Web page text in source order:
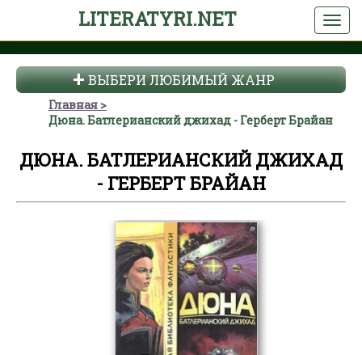
LITERATYRI.NET
ВЫБЕРИ ЛЮБИМЫЙ ЖАНР
Главная
Дюна. Батлерианский джихад - Герберт Брайан
ДЮНА. БАТЛЕРИАНСКИЙ ДЖИХАД
- ГЕРБЕРТ БРАЙАН